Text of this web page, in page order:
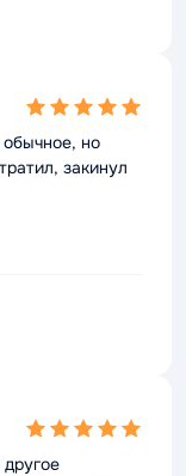
5,0
rating
но
закинул
5,0
rating
5,0
rating
но
закинул
5,0
rating